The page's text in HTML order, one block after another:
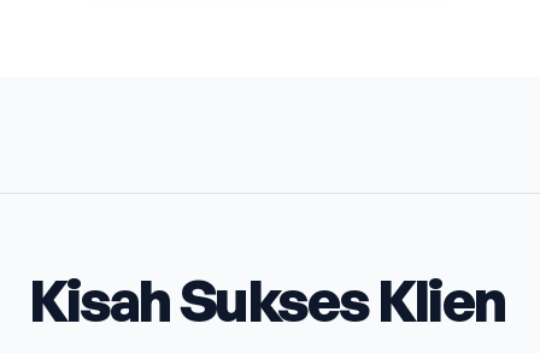
Kisah Sukses Klien